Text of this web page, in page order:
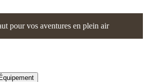
pour vos aventures en plein air
Équipement